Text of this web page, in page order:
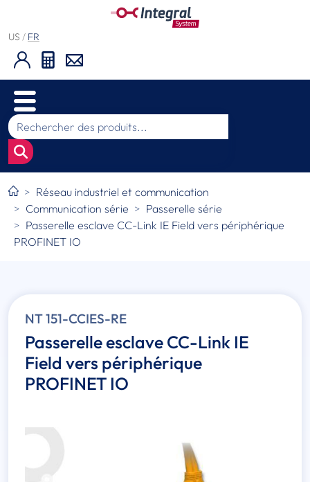
US / FR
Réseau industriel et communication
Communication série
Passerelle série
Passerelle esclave CC-Link IE Field vers périphérique
PROFINET IO
NT 151-CCIES-RE
Passerelle esclave CC-Link IE
Field vers périphérique
PROFINET IO